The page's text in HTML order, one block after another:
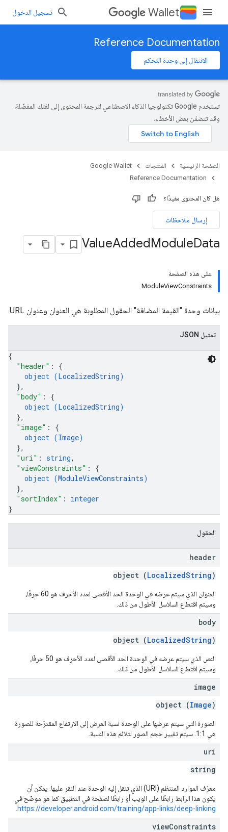
Wallet تسجيل الدخول
Reference Documentation
الانتقال إلى وحدة التحكم
تستخدم Google تكنولوجيا الذكاء الاصطناعي لترجمة المحتوى إلى لغتك المفضّلة،
وقد تتضمّن بعض الأخطاء.
الصفحة الرئيسية المنتجات
Google Wallet
Reference Documentation
هل كان المحتوى مفيدًا؟
إرسال ملاحظات
ValueAddedModuleData
على هذه الصفحة
ModuleViewConstraints
بيانات وحدة "القيمة المضافة" الحقول المطلوبة هي العنوان وعنوان URL.
تمثيل JSON
{
"header" : {
object (LocalizedString)
},
"body" : {
object (LocalizedString)
},
"image" : {
object (Image)
},
"uri" : string,
"viewConstraints" : {
object (ModuleViewConstraints)
},
"sortIndex" : integer
}
الحقول
header
object (LocalizedString)
العنوان الذي سيتم عرضه في الوحدة الحد الأقصى لعدد الأحرف هو 60 حرفًا،
وسيتم اقتطاع السلاسل الأطول من ذلك.
body
object (LocalizedString)
النص الذي سيتم عرضه في الوحدة الحد الأقصى لعدد الأحرف هو 50 حرفًا،
وسيتم اقتطاع السلاسل الأطول من ذلك.
image
object (Image)
الصورة التي سيتم عرضها على الوحدة نسبة العرض إلى الارتفاع المقترَحة للصورة
هي 1:1. سيتم تغيير حجم الصور لتلائم هذه النسبة.
uri
string
معرّف الموارد المنتظم (URI) الذي تنقل إليه الوحدة عند النقر عليها. يمكن أن
يكون هذا الرابط رابطًا على الويب أو رابطًا لصفحة في التطبيق كما هو موضّح في
https://developer.android.com/training/app-links/deep-linking
viewConstraints